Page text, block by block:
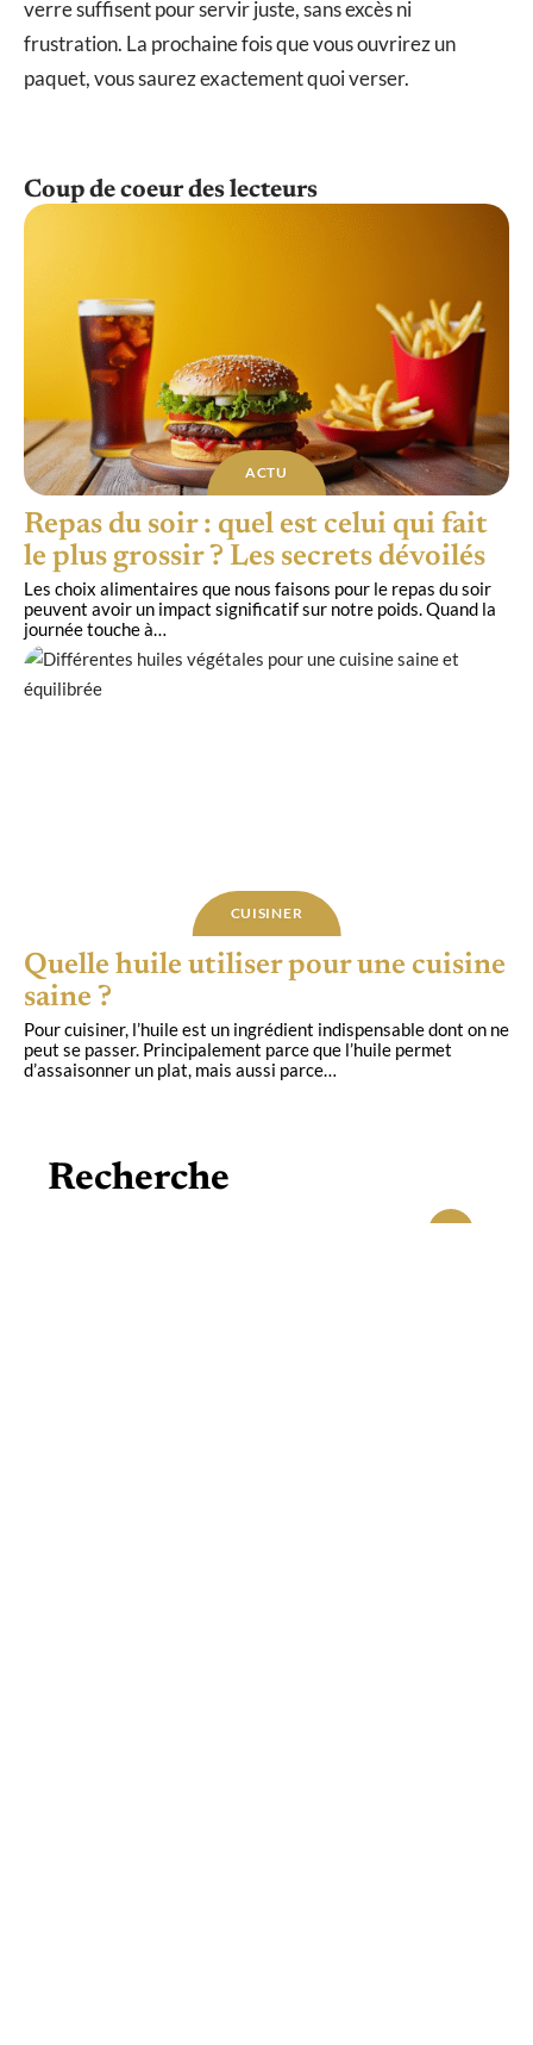
verre suffisent pour servir juste, sans excès ni
frustration. La prochaine fois que vous ouvrirez un
paquet, vous saurez exactement quoi verser.
Coup de coeur des lecteurs
ACTU
Repas du soir : quel est celui qui fait
le plus grossir ? Les secrets dévoilés
Les choix alimentaires que nous faisons pour le repas du soir
peuvent avoir un impact significatif sur notre poids. Quand la
journée touche à…
CUISINER
Quelle huile utiliser pour une cuisine
saine ?
Pour cuisiner, l’huile est un ingrédient indispensable dont on ne
peut se passer. Principalement parce que l’huile permet
d’assaisonner un plat, mais aussi parce…
Recherche